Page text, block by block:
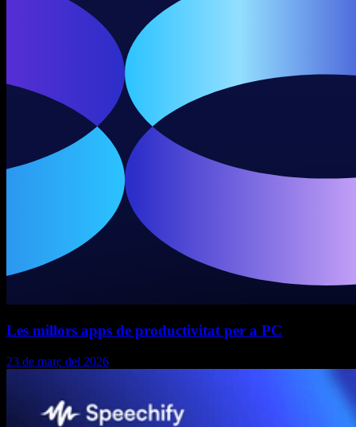
Les millors apps de productivitat per a PC
23 de març del 2026